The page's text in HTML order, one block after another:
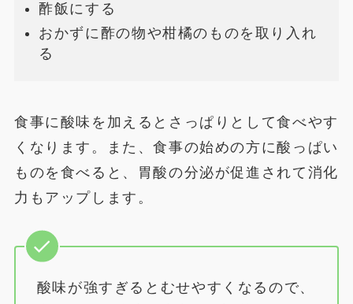
酢飯にする
おかずに酢の物や柑橘のものを取り入れ
る
食事に酸味を加えるとさっぱりとして食べやす
くなります。また、食事の始めの方に酸っぱい
ものを食べると、胃酸の分泌が促進されて消化
力もアップします。
酸味が強すぎるとむせやすくなるので、